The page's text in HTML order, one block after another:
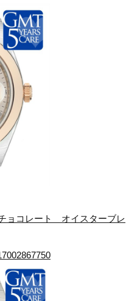
ョコレート オイスターブレ